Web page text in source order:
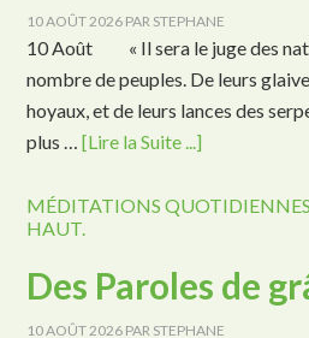
10 AOÛT 2026 PAR STEPHANE
10 Août « Il sera le juge des
nombre de peuples. De leurs
hoyaux, et de leurs lances des
plus …[Lire la Suite ...]
MÉDITATIONS QUOTIDIENNES
HAUT.
Des Paroles de
10 AOÛT 2026 PAR STEPHANE